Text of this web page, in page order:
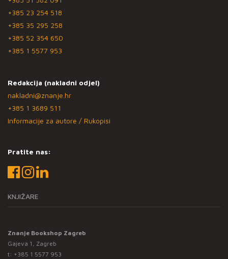
+385 23 254 518
+385 35 295 258
+385 52 354 650
+385 1 5577 953
Redakcija (nakladni odjel)
nakladni@znanje.hr
+385 1 3689 511
Informacije za autore / Rukopisi
Pratite nas:
KNJIŽARE
Znanje Bookshop Zagreb
Gajeva 1, Zagreb
t: +385 1 5577 953